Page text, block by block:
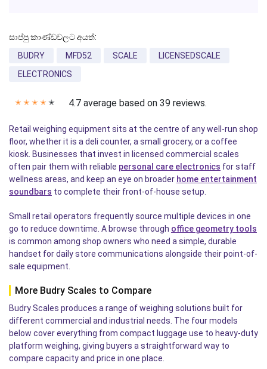
සාප්පු කාණ්ඩවලට අයත්:
BUDRY
MFD52 SCALE
LICENSEDSCALE
ELECTRONICS
✭ ✭ ✭ ✭ ✭ 4.7 average based on 39 reviews.
Retail weighing equipment sits at the centre of any well-run shop
floor, whether it is a deli counter, a small grocery, or a coffee
kiosk. Businesses that invest in licensed commercial scales
often pair them with reliable personal care electronics for staff
wellness areas, and keep an eye on broader home entertainment
soundbars to complete their front-of-house setup.
Small retail operators frequently source multiple devices in one
go to reduce downtime. A browse through office geometry tools
is common among shop owners who need a simple, durable
handset for daily store communications alongside their point-of-
sale equipment.
More Budry Scales to Compare
Budry Scales produces a range of weighing solutions built for
different commercial and industrial needs. The four models
below cover everything from compact luggage use to heavy-duty
platform weighing, giving buyers a straightforward way to
compare capacity and price in one place.